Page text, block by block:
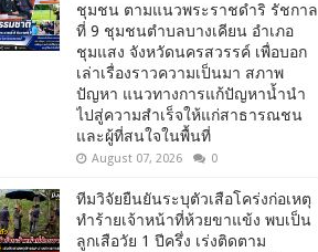
ชุมชน ตามแนวพระราชดำริ รัชกาล
ที่ 9 ชุมชนตำบลบางเคียน อำเภอ
ชุมแสง จังหวัดนครสวรรค์ เพื่อบอก
เล่าเรื่องราวความเป็นมา สภาพ
ปัญหา แนวทางการแก้ปัญหาน้ำนำ
ไปสู่ความสำเร็จให้แก่สาธารณชน
และผู้ที่สนใจในพื้นที่
August 07, 2026 0
ทีมวิจัยยืนยันระบุตัวเสือโคร่งก่อเหตุ
ทำร้ายเจ้าหน้าที่ห้วยขาแข้ง พบเป็น
ลูกเสือวัย 1 ปีครึ่ง เร่งติดตาม